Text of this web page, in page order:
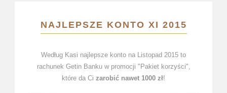
NAJLEPSZE KONTO XI 2015
Według Kasi najlepsze konto na Listopad 2015 to
rachunek Getin Banku w promocji "Pakiet korzyści",
które da Ci zarobić nawet 1000 zł!